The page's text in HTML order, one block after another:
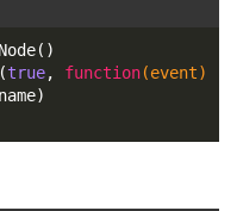
true, function(event)